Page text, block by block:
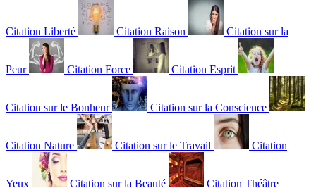
Citation Liberté Citation Raison Citation sur la
Peur Citation Force Citation Esprit
Citation sur le Bonheur Citation sur la Conscience
Citation Nature Citation sur le Travail Citation
Yeux Citation sur la Beauté Citation Théâtre